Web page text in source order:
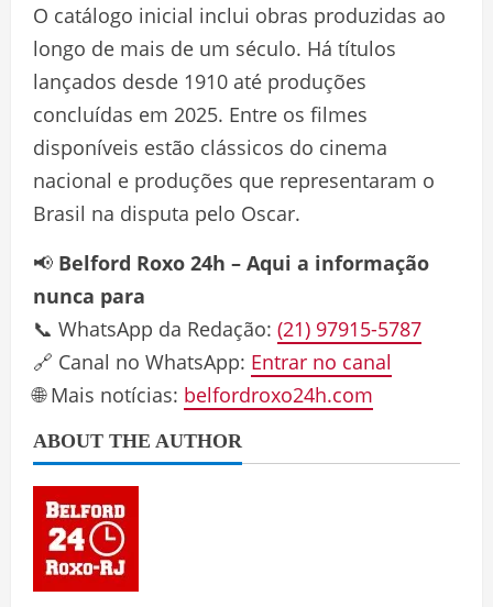
O catálogo inicial inclui obras produzidas ao
longo de mais de um século. Há títulos
lançados desde 1910 até produções
concluídas em 2025. Entre os filmes
disponíveis estão clássicos do cinema
nacional e produções que representaram o
Brasil na disputa pelo Oscar.
📢 Belford Roxo 24h – Aqui a informação
nunca para
📞 WhatsApp da Redação: (21) 97915-5787
🔗 Canal no WhatsApp: Entrar no canal
🌐 Mais notícias: belfordroxo24h.com
ABOUT THE AUTHOR